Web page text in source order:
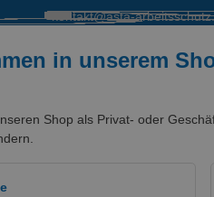
kontakt@asta-
in unserem
Shop als Privat- oder